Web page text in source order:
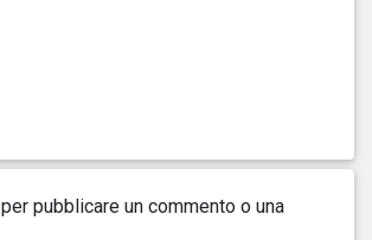
per pubblicare un commento o una